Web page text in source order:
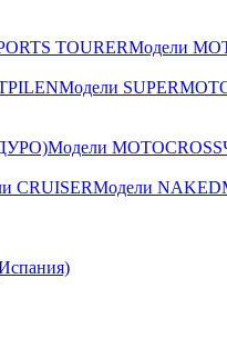
TOURERМодели
Модели
Модели MOTOCROSS
CRUISERМодели NAKED